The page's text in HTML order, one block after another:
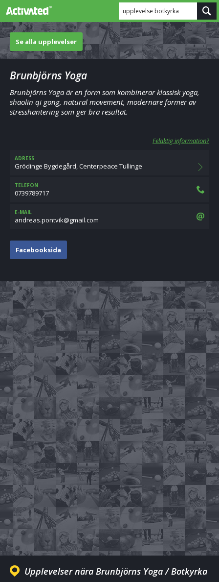
upplevelse botkyrka
Se alla upplevelser
Brunbjörns Yoga
Brunbjörns Yoga är en form som kombinerar klassisk yoga,
shaolin qi gong, natural movement, modernare former av
stresshantering som ger bra resultat.
Felaktig information?
ADRESS
Grödinge Bygdegård, Centerpeace Tullinge
TELEFON
0739789717
E-MAIL
moc.liamg@kivtnop.saerdna
Facebooksida
Upplevelser nära Brunbjörns Yoga / Botkyrka